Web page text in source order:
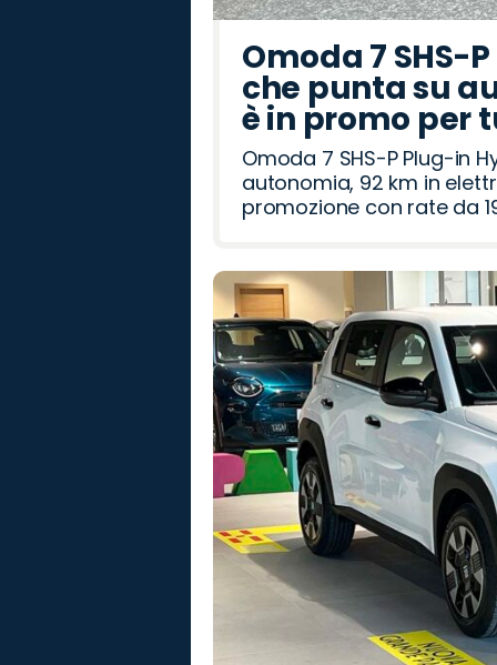
Omoda 7 SHS-
che punta su
è in promo per
Omoda 7 SHS-P Plug-in
autonomia, 92 km in
promozione con rate da